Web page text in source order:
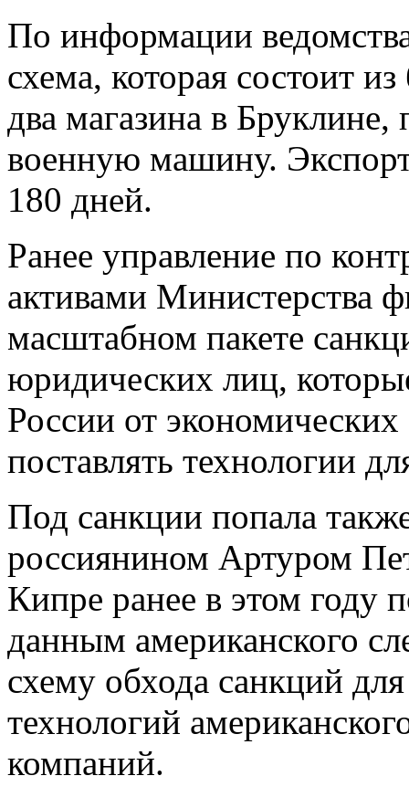
По информации
схема, которая состоит
два магазина в
военную машину.
180 дней.
Ранее управление по
активами Министерства
масштабном пакете
юридических лиц,
России от
поставлять технологии
Под санкции попала
россиянином Артуром
Кипре ранее в этом
данным американского
схему обхода санкций
технологий
компаний.